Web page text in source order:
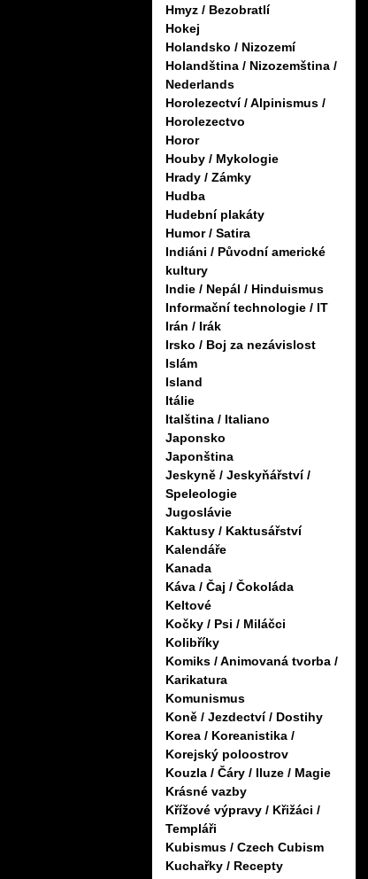
Hmyz / Bezobratlí
Hokej
Holandsko / Nizozemí
Holandština / Nizozemština /
Nederlands
Horolezectví / Alpinismus /
Horolezectvo
Horor
Houby / Mykologie
Hrady / Zámky
Hudba
Hudební plakáty
Humor / Satira
Indiáni / Původní americké
kultury
Indie / Nepál / Hinduismus
Informační technologie / IT
Irán / Irák
Irsko / Boj za nezávislost
Islám
Island
Itálie
Italština / Italiano
Japonsko
Japonština
Jeskyně / Jeskyňářství /
Speleologie
Jugoslávie
Kaktusy / Kaktusářství
Kalendáře
Kanada
Káva / Čaj / Čokoláda
Keltové
Kočky / Psi / Miláčci
Kolibříky
Komiks / Animovaná tvorba /
Karikatura
Komunismus
Koně / Jezdectví / Dostihy
Korea / Koreanistika /
Korejský poloostrov
Kouzla / Čáry / Iluze / Magie
Krásné vazby
Křížové výpravy / Křižáci /
Templáři
Kubismus / Czech Cubism
Kuchařky / Recepty